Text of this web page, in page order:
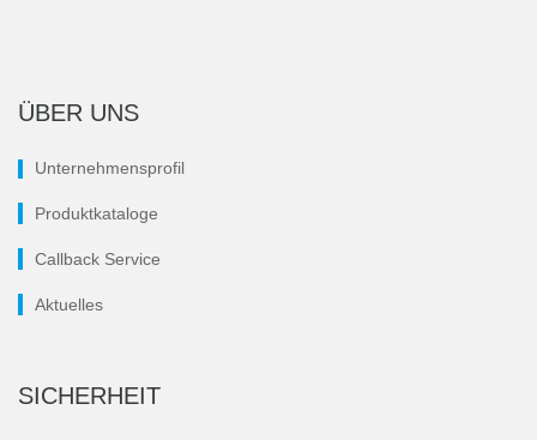
ÜBER UNS
Unternehmensprofil
Produktkataloge
Callback Service
Aktuelles
SICHERHEIT